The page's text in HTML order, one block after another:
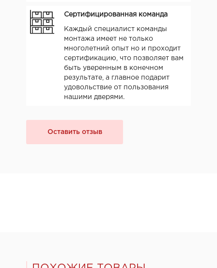
Сертифицированная команда
Каждый специалист команды
монтажа имеет не только
многолетний опыт но и проходит
сертификацию, что позволяет вам
быть уверенным в конечном
результате, а главное подарит
удовольствие от пользования
нашими дверями.
Оставить отзыв